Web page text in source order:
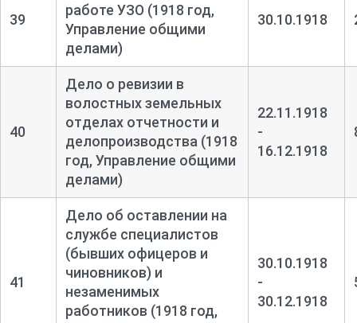
39
работе УЗО (1918 год,
Управление общими
делами)
30.10.1918
40
Дело о ревизии в
волостных земельных
отделах отчетности и
делопроизводства (1918
год, Управление общими
делами)
22.11.1918
-
16.12.1918
41
Дело об оставлении на
службе специалистов
(бывших офицеров и
чиновников) и
незаменимых
работников (1918 год,
30.10.1918
-
30.12.1918